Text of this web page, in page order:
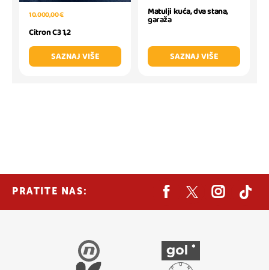
10.000,00 €
Citron C3 1,2
SAZNAJ VIŠE
Matulji kuća, dva stana,
garaža
SAZNAJ VIŠE
PRATITE NAS: